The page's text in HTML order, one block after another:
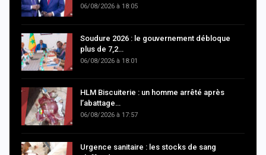
06/08/2026 à 18:05
Soudure 2026 : le gouvernement débloque
plus de 7,2…
06/08/2026 à 18:01
HLM Biscuiterie : un homme arrêté après
l’abattage…
06/08/2026 à 17:57
Urgence sanitaire : les stocks de sang